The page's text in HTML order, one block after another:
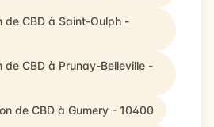
de CBD à Saint-Oulph -
CBD à Prunay-Belleville -
de CBD à Gumery - 10400